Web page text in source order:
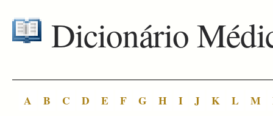
Dicionário
A B C D E F G H I J K L M